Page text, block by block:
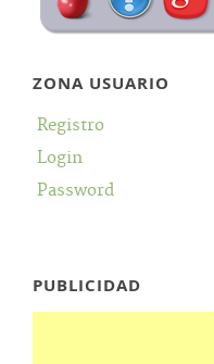
ZONA USUARIO
Registro
Login
Password
PUBLICIDAD